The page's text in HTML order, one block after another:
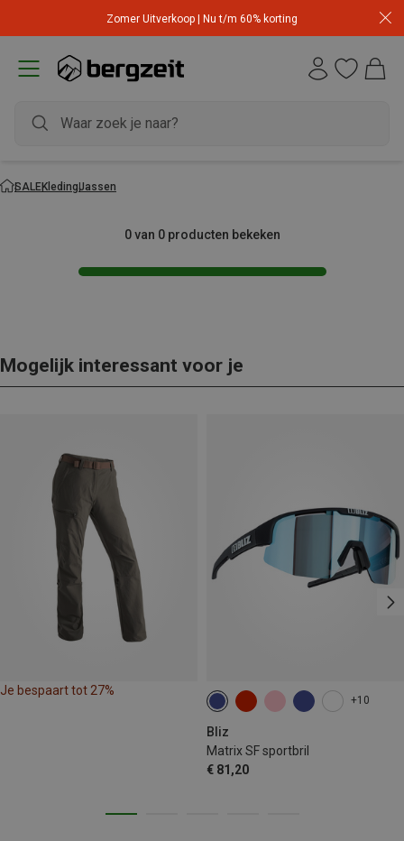
Zomer Uitverkoop | Nu t/m 60% korting
SALEKledingJassen
0 van 0 producten bekeken
Mogelijk interessant voor je
Je bespaart tot 27%
+10
Bliz
Matrix SF sportbril
€ 81,20